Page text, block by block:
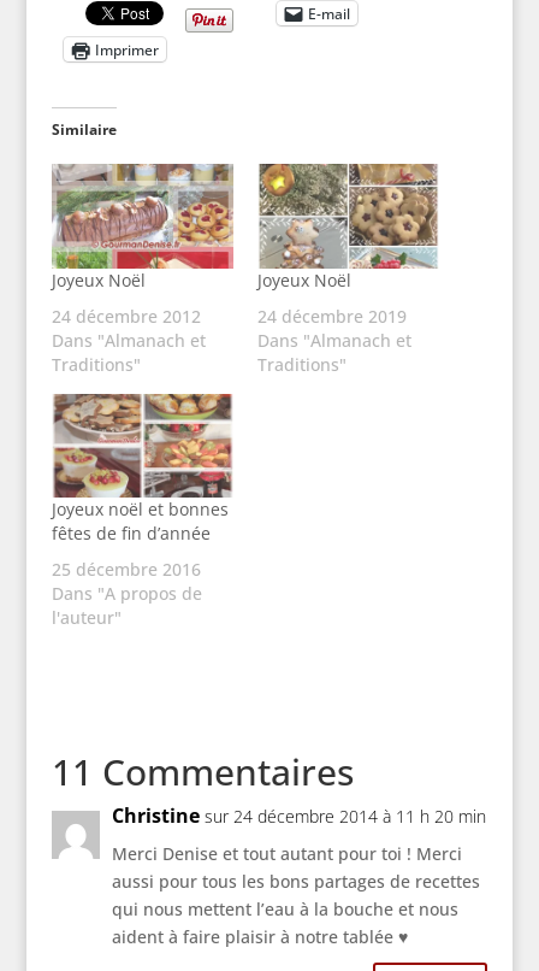
E-mail
Imprimer
Similaire
Joyeux Noël
24 décembre 2012
Dans "Almanach et
Traditions"
Joyeux Noël
24 décembre 2019
Dans "Almanach et
Traditions"
Joyeux noël et bonnes
fêtes de fin d’année
25 décembre 2016
Dans "A propos de
l'auteur"
11 Commentaires
Christine sur 24 décembre 2014 à 11 h 20 min
Merci Denise et tout autant pour toi ! Merci
aussi pour tous les bons partages de recettes
qui nous mettent l’eau à la bouche et nous
aident à faire plaisir à notre tablée ♥